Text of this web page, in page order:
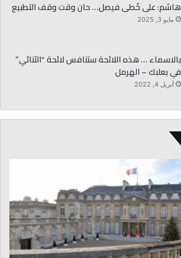
هاشم: على خُطى فيصل… حان وقت وقف التطبيع
مايو 3, 2025
بالاسماء … هذه اللائحة ستنافس لائحة “الثنائي”
في بعلبك – الهرمل
أبريل 4, 2022